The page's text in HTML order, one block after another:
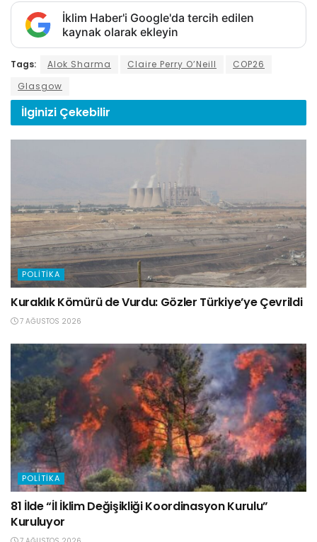
İklim Haber'i Google'da tercih edilen
kaynak olarak ekleyin
Tags: Alok Sharma Claire Perry O’Neill
COP26
Glasgow
İlginizi Çekebilir
POLITIKA
Kuraklık Kömürü de Vurdu: Gözler Türkiye’ye Çevrildi
7 AĞUSTOS 2026
POLITIKA
81 İlde “İl İklim Değişikliği Koordinasyon Kurulu”
Kuruluyor